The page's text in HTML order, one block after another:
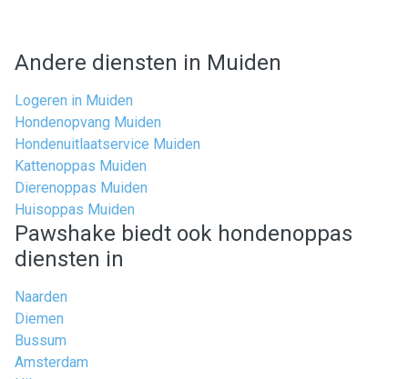
Andere diensten in Muiden
Logeren in Muiden
Hondenopvang Muiden
Hondenuitlaatservice Muiden
Kattenoppas Muiden
Dierenoppas Muiden
Huisoppas Muiden
Pawshake biedt ook hondenoppas
diensten in
Naarden
Diemen
Bussum
Amsterdam